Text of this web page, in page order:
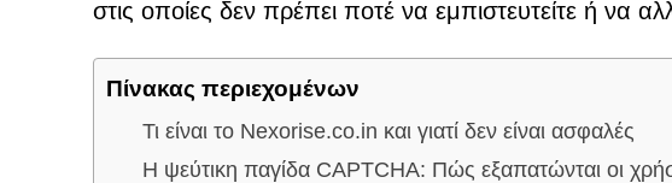
στις οποίες δεν πρέπει ποτέ να εμπιστευτείτε ή να
Πίνακας περιεχομένων
Τι είναι το Nexorise.co.in και γιατί δεν είναι ασφαλές
Η ψεύτικη παγίδα CAPTCHA: Πώς εξαπατώνται οι